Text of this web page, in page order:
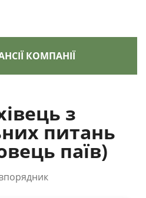
КОМПАНІЇ
з
питань
паїв)